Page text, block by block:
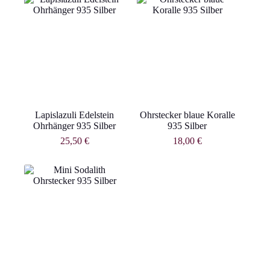
Lapislazuli Edelstein
Ohrhänger 935 Silber
25,50 €
Ohrstecker blaue Koralle
935 Silber
18,00 €